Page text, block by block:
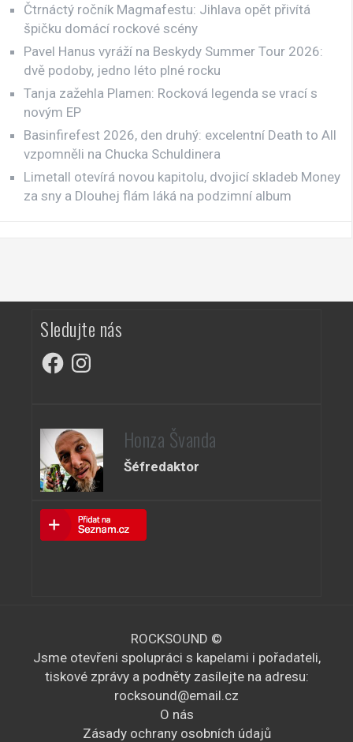
Čtrnáctý ročník Magmafestu: Jihlava opět přivítá
špičku domácí rockové scény
Pavel Hanus vyráží na Beskydy Summer Tour 2026:
dvě podoby, jedno léto plné rocku
Tanja zažehla Plamen: Rocková legenda se vrací s
novým EP
Basinfirefest 2026, den druhý: excelentní Death to All
vzpomněli na Chucka Schuldinera
Limetall otevírá novou kapitolu, dvojicí skladeb Money
za sny a Dlouhej flám láká na podzimní album
Sledujte nás
FacebookInstagram
Honza Švanda
Šéfredaktor
ROCKSOUND ©
Jsme otevřeni spolupráci s kapelami i pořadateli,
tiskové zprávy a podněty zasílejte na adresu:
rocksound@email.cz
O nás
Zásady ochrany osobních údajů